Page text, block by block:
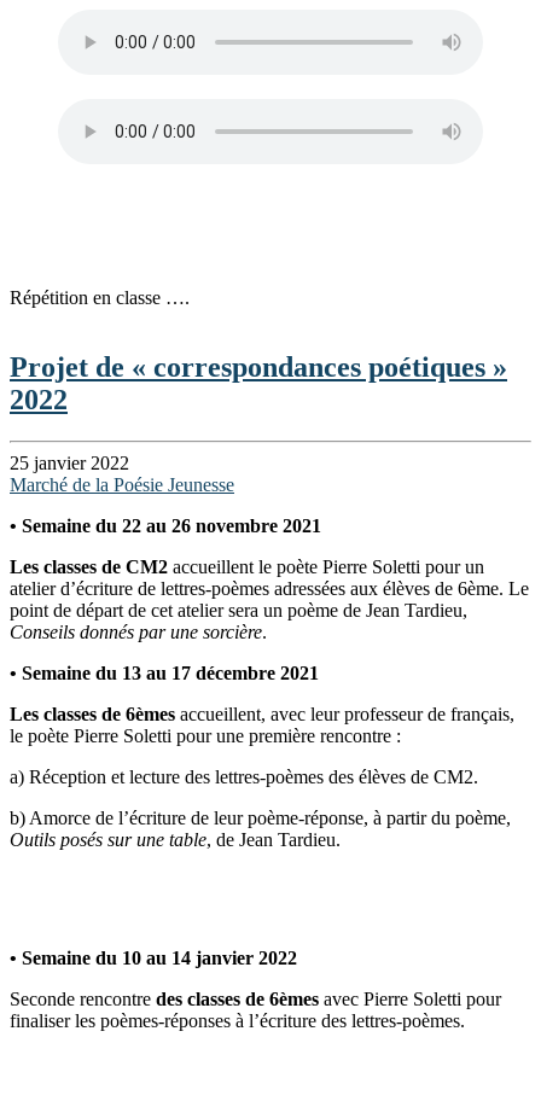
Répétition en classe ….
Projet de « correspondances poétiques »
2022
25 janvier 2022
Marché de la Poésie Jeunesse
• Semaine du 22 au 26 novembre 2021
Les classes de CM2 accueillent le poète Pierre Soletti pour un
atelier d’écriture de lettres-poèmes adressées aux élèves de 6ème. Le
point de départ de cet atelier sera un poème de Jean Tardieu,
Conseils donnés par une sorcière.
• Semaine du 13 au 17 décembre 2021
Les classes de 6èmes accueillent, avec leur professeur de français,
le poète Pierre Soletti pour une première rencontre :
a) Réception et lecture des lettres-poèmes des élèves de CM2.
b) Amorce de l’écriture de leur poème-réponse, à partir du poème,
Outils posés sur une table, de Jean Tardieu.
• Semaine du 10 au 14 janvier 2022
Seconde rencontre des classes de 6èmes avec Pierre Soletti pour
finaliser les poèmes-réponses à l’écriture des lettres-poèmes.